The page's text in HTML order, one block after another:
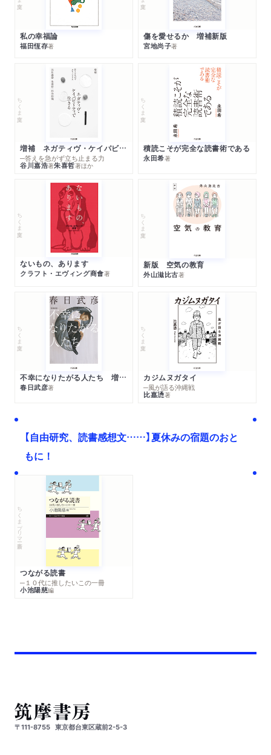
私の幸福論
福田恆存著
傷を愛せるか 増補新版
宮地尚子著
ちくま文庫
増補 ネガティヴ・ケイパビリティで生きる
─答えを急がず立ち止まる力
谷川嘉浩著朱喜哲著ほか
ちくま文庫
積読こそが完全な読書術である
永田希著
ちくま文庫
ないもの、あります
クラフト・エヴィング商會著
ちくま文庫
新版 空気の教育
外山滋比古著
ちくま文庫
不幸になりたがる人たち 増補新版
春日武彦著
ちくま文庫
カジムヌガタイ
─風が語る沖縄戦
比嘉慂著
【自由研究、読書感想文……】夏休みの宿題のおと
もに！
ちくまプリマー新書
つながる読書
─１０代に推したいこの一冊
小池陽慈編
〒111-8755 東京都台東区蔵前2-5-3